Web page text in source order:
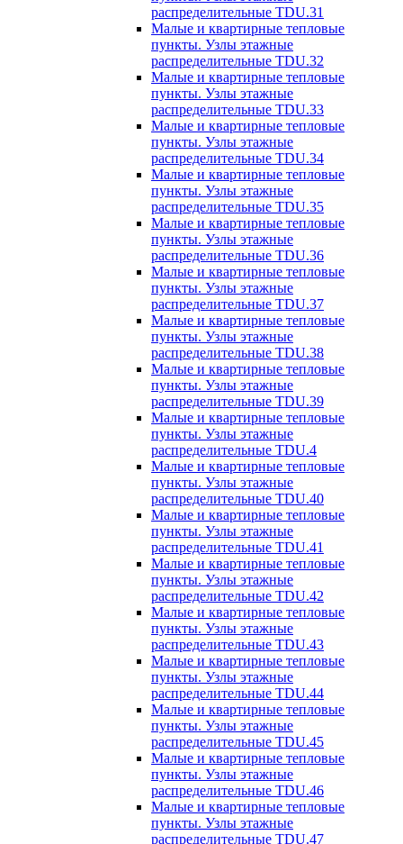
распределительные TDU.31
Малые и квартирные тепловые
пункты. Узлы этажные
распределительные TDU.32
Малые и квартирные тепловые
пункты. Узлы этажные
распределительные TDU.33
Малые и квартирные тепловые
пункты. Узлы этажные
распределительные TDU.34
Малые и квартирные тепловые
пункты. Узлы этажные
распределительные TDU.35
Малые и квартирные тепловые
пункты. Узлы этажные
распределительные TDU.36
Малые и квартирные тепловые
пункты. Узлы этажные
распределительные TDU.37
Малые и квартирные тепловые
пункты. Узлы этажные
распределительные TDU.38
Малые и квартирные тепловые
пункты. Узлы этажные
распределительные TDU.39
Малые и квартирные тепловые
пункты. Узлы этажные
распределительные TDU.4
Малые и квартирные тепловые
пункты. Узлы этажные
распределительные TDU.40
Малые и квартирные тепловые
пункты. Узлы этажные
распределительные TDU.41
Малые и квартирные тепловые
пункты. Узлы этажные
распределительные TDU.42
Малые и квартирные тепловые
пункты. Узлы этажные
распределительные TDU.43
Малые и квартирные тепловые
пункты. Узлы этажные
распределительные TDU.44
Малые и квартирные тепловые
пункты. Узлы этажные
распределительные TDU.45
Малые и квартирные тепловые
пункты. Узлы этажные
распределительные TDU.46
Малые и квартирные тепловые
пункты. Узлы этажные
распределительные TDU.47